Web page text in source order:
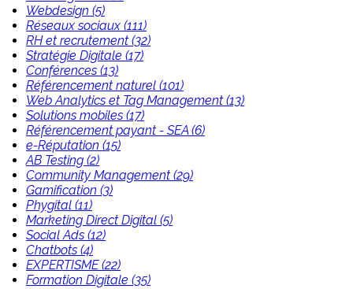
Webdesign (5)
Réseaux sociaux (111)
RH et recrutement (32)
Stratégie Digitale (17)
Conférences (13)
Référencement naturel (101)
Web Analytics et Tag Management (13)
Solutions mobiles (17)
Référencement payant - SEA (6)
e-Réputation (15)
AB Testing (2)
Community Management (29)
Gamification (3)
Phygital (11)
Marketing Direct Digital (5)
Social Ads (12)
Chatbots (4)
EXPERTISME (22)
Formation Digitale (35)